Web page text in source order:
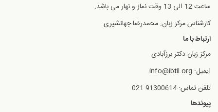
ساعت 12 الی 13 وقت نماز و نهار می باشد.
کارشناس مرکز زبان: محمدرضا جهانشیری
ارتباط با ما
مرکز زبان دکتر برزآبادی
ایمیل: info@ibtil.org
تلفن تماس: 91300614-021
پیوندها